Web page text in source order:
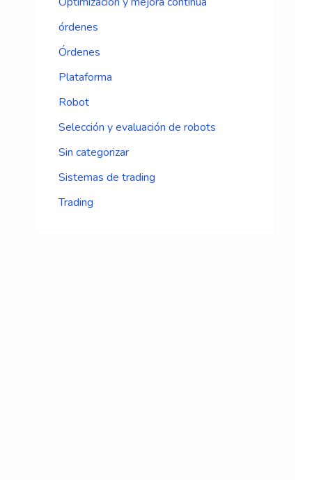
órdenes
Órdenes
Plataforma
Robot
Selección y evaluación de robots
Sin categorizar
Sistemas de trading
Trading